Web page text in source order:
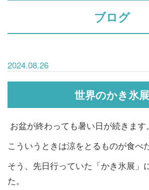
ブログ
2024.08.26
世界のかき氷展
お盆が終わっても暑い日が続きます。
こういうときは涼をとるものが食べ
そう、先日行っていた「かき氷展」
た。